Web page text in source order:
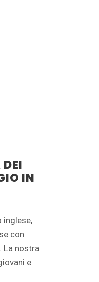
IN
inglese,
con
La nostra
e